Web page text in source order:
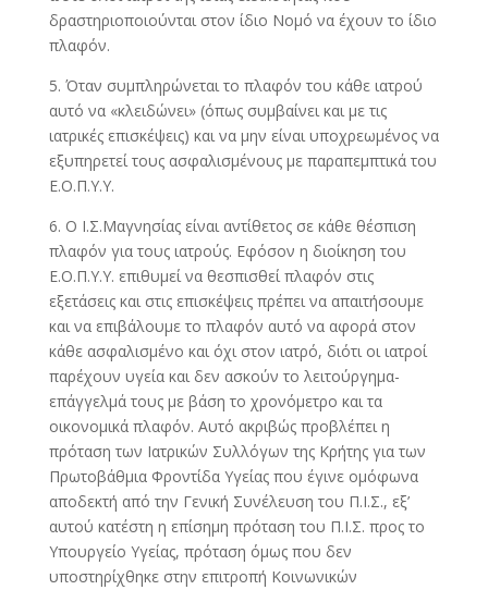
δραστηριοποιούνται στον ίδιο Νομό να έχουν το ίδιο
πλαφόν.
5. Όταν συμπληρώνεται το πλαφόν του κάθε ιατρού
αυτό να «κλειδώνει» (όπως συμβαίνει και με τις
ιατρικές επισκέψεις) και να μην είναι υποχρεωμένος να
εξυπηρετεί τους ασφαλισμένους με παραπεμπτικά του
Ε.Ο.Π.Υ.Υ.
6. Ο Ι.Σ.Μαγνησίας είναι αντίθετος σε κάθε θέσπιση
πλαφόν για τους ιατρούς. Εφόσον η διοίκηση του
Ε.Ο.Π.Υ.Υ. επιθυμεί να θεσπισθεί πλαφόν στις
εξετάσεις και στις επισκέψεις πρέπει να απαιτήσουμε
και να επιβάλουμε το πλαφόν αυτό να αφορά στον
κάθε ασφαλισμένο και όχι στον ιατρό, διότι οι ιατροί
παρέχουν υγεία και δεν ασκούν το λειτούργημα-
επάγγελμά τους με βάση το χρονόμετρο και τα
οικονομικά πλαφόν. Αυτό ακριβώς προβλέπει η
πρόταση των Ιατρικών Συλλόγων της Κρήτης για των
Πρωτοβάθμια Φροντίδα Υγείας που έγινε ομόφωνα
αποδεκτή από την Γενική Συνέλευση του Π.Ι.Σ., εξ’
αυτού κατέστη η επίσημη πρόταση του Π.Ι.Σ. προς το
Υπουργείο Υγείας, πρόταση όμως που δεν
υποστηρίχθηκε στην επιτροπή Κοινωνικών